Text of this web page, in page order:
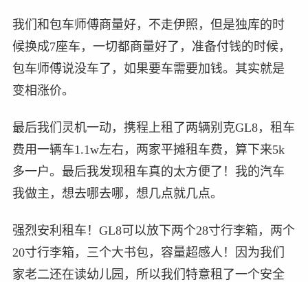
我们和包车师傅商量好，不走伊照，但是独库的时
候换成7座车，一切都商量好了，准备付钱的时候，
包车师傅说没车了，如果要车需要加钱。其实就是
变相涨价。
最后我们灵机一动，携程上租了两辆别克GL8，租车
费用一辆车1.1w左右，两家平摊租车费，算下来5k
多一户。最后我发现租车真的太方便了！我的汽车
我做主，想去哪去哪，想几点就几点。
强烈安利租车！GL8可以放下两个28寸行李箱，两个
20寸行李箱，三个大书包，容量超感人！因为我们
家老二还在读幼儿园，所以我们特意租了一个安全